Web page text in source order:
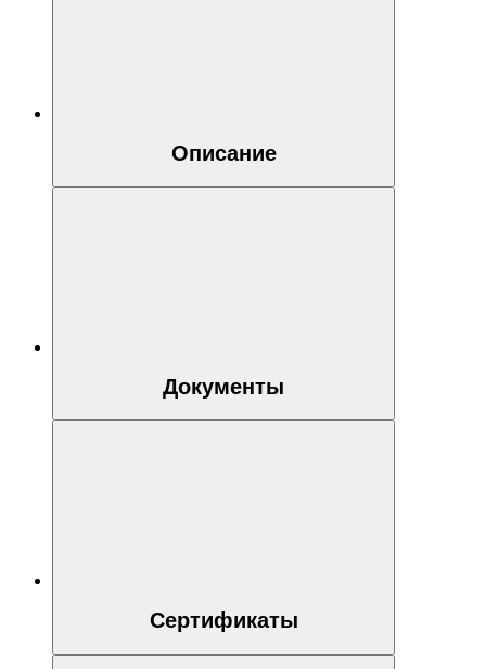
Описание
Документы
Сертификаты